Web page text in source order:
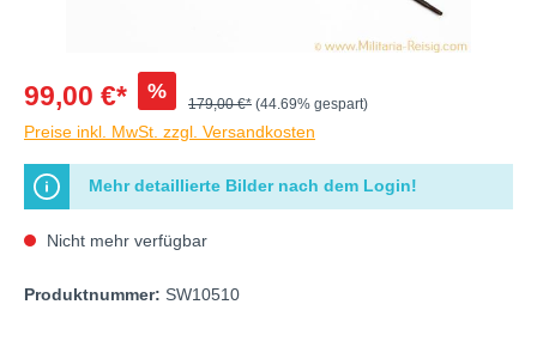
99,00 €* %
179,00 €* (44.69% gespart)
Preise inkl. MwSt. zzgl. Versandkosten
Mehr detaillierte Bilder nach dem Login!
Nicht mehr verfügbar
Produktnummer: SW10510